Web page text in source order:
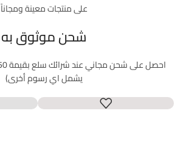
على منتجات معينة ومجاناً
شحن موثوق به
يشمل اي رسوم أخرى)